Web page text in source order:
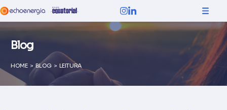
Blog
HOME > BLOG > LEITURA